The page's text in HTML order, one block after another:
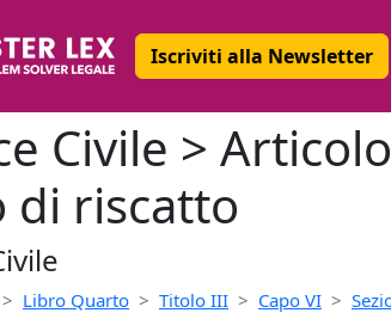
Iscriviti alla Newsletter
Civile >
di riscatto
Libro Quarto Titolo III Capo VI